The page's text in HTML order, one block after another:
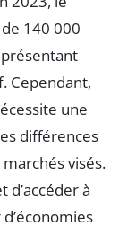
140 000
Cependant,
une
différences
visés.
d’accéder à